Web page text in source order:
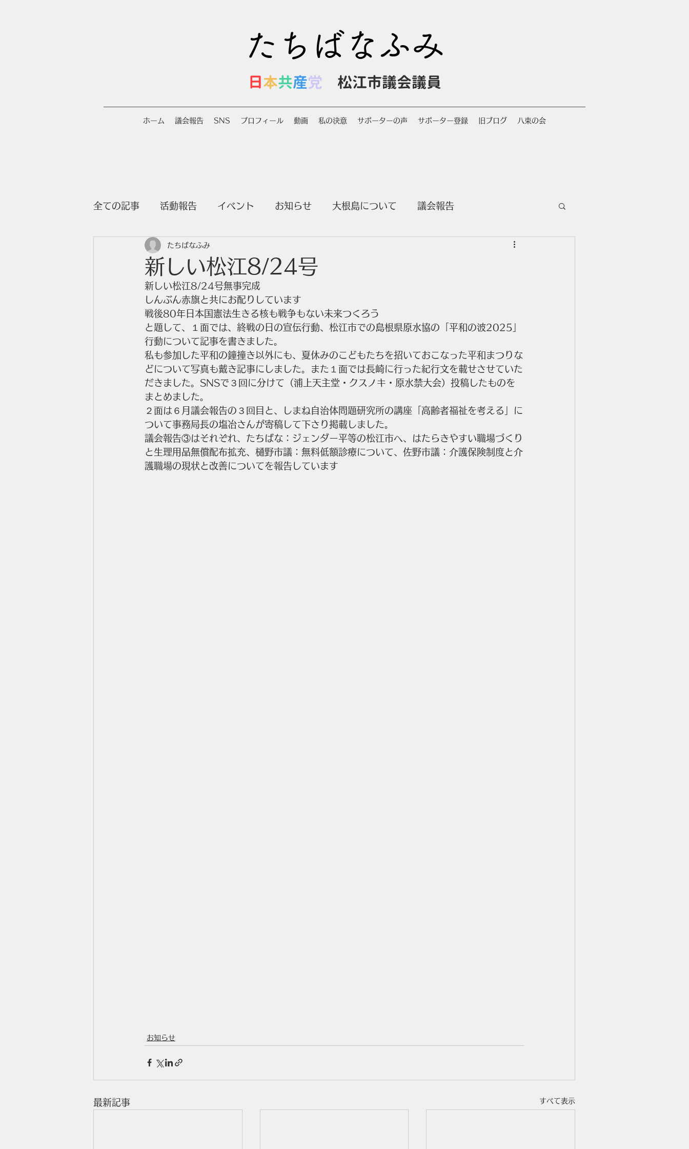
たちばなふみ
日本共産党 松江市議会議員
ホーム 議会報告 SNS プロフィール 動画 私の決意 サポーターの声 サポーター登録 旧ブログ 八束の会
全ての記事 活動報告 イベント お知らせ 大根島について 議会報告
新しい松江8/24号
たちばなふみ
新しい松江8/24号無事完成
しんぶん赤旗と共にお配りしています
戦後80年日本国憲法生きる核も戦争もない未来つくろう
と題して、１面では、終戦の日の宣伝行動、松江市での島根県原水協の「平和の波2025」
行動について記事を書きました。
私も参加した平和の鐘撞き以外にも、夏休みのこどもたちを招いておこなった平和まつりな
どについて写真も戴き記事にしました。また１面では長崎に行った紀行文を載せさせていた
だきました。SNSで３回に分けて（浦上天主堂・クスノキ・原水禁大会）投稿したものを
まとめました。
２面は６月議会報告の３回目と、しまね自治体問題研究所の講座「高齢者福祉を考える」に
ついて事務局長の塩冶さんが寄稿して下さり掲載しました。
議会報告③はそれぞれ、たちばな：ジェンダー平等の松江市へ、はたらきやすい職場づくり
と生理用品無償配布拡充、樋野市議：無料低額診療について、佐野市議：介護保険制度と介
護職場の現状と改善についてを報告しています
お知らせ
最新記事 すべて表示